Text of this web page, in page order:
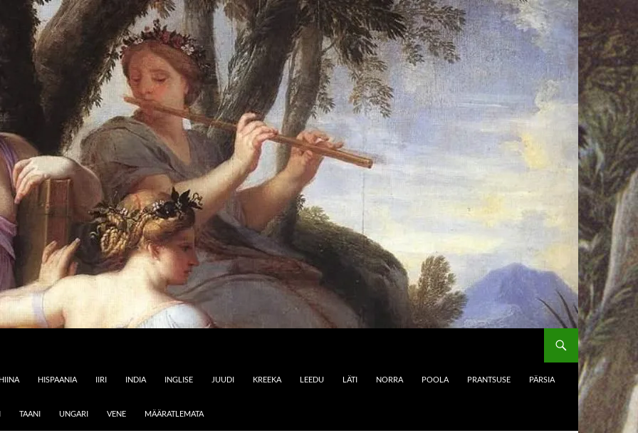
HIINA HISPAANIA IIRI INDIA INGLISE JUUDI KREEKA LEEDU LÄTI NORRA POOLA PRANTSUSE PÄRSIA
TAANI UNGARI VENE MÄÄRATLEMATA